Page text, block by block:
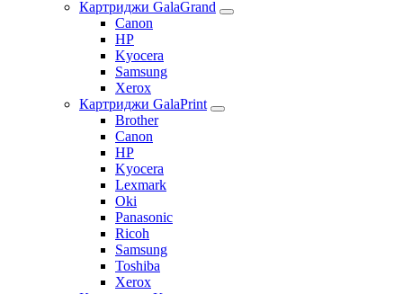
Картриджи GalaGrand
Canon
HP
Kyocera
Samsung
Xerox
Картриджи GalaPrint
Brother
Canon
HP
Kyocera
Lexmark
Oki
Panasonic
Ricoh
Samsung
Toshiba
Xerox